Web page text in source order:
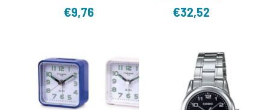
€9,76 €32,52